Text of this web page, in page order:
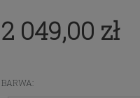
2 049,00 zł
BARWA: